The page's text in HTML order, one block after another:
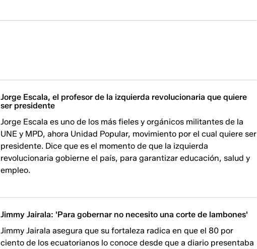
Jorge Escala, el profesor de la izquierda revolucionaria que quiere
ser presidente
Jorge Escala es uno de los más fieles y orgánicos militantes de la
UNE y MPD, ahora Unidad Popular, movimiento por el cual quiere ser
presidente. Dice que es el momento de que la izquierda
revolucionaria gobierne el país, para garantizar educación, salud y
empleo.
Jimmy Jairala: 'Para gobernar no necesito una corte de lambones'
Jimmy Jairala asegura que su fortaleza radica en que el 80 por
ciento de los ecuatorianos lo conoce desde que a diario presentaba